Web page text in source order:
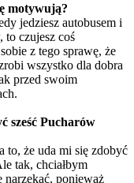
motywują?
jedziesz autobusem i
czujesz coś
z tego sprawę, że
wszystko dla dobra
przed swoim
sześć Pucharów
to, że uda mi się zdobyć
tak, chciałbym
narzekać, ponieważ